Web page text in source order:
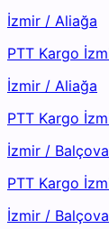
İzmir / Aliağa
PTT Kargo
İzmir / Aliağa
PTT Kargo
İzmir / Balçova
PTT Kargo
İzmir / Balçova